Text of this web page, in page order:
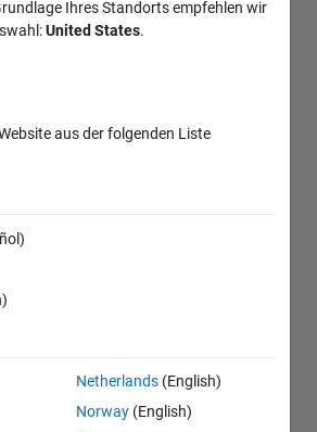
Ihres Standorts empfehlen wir
United States.
aus der folgenden Liste
Netherlands (English)
Norway (English)